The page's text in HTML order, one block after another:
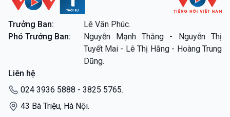
Chát với người nổi tiếng
Câu chuyện Thể thao
Infographic
E-Magazine
Góc nhìn VOV1
Trưởng Ban:
Lê Văn Phúc.
Phó Trưởng Ban:
Nguyễn Mạnh Thắng - Nguyễn Thị
Tuyết Mai - Lê Thị Hằng - Hoàng Trung
Dũng.
Liên hệ
024 3936 5888 - 3825 5765.
43 Bà Triệu, Hà Nội.